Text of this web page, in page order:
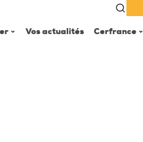
Vos actualités Cerfrance